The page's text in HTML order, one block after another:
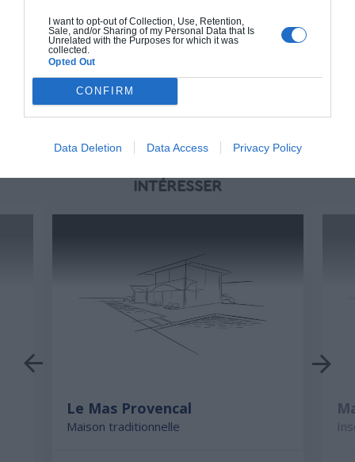
I want to opt-out of Collection, Use, Retention,
Sale, and/or Sharing of my Personal Data that Is
Unrelated with the Purposes for which it was
collected.
Opted Out
CONFIRM
Data Deletion Data Access Privacy Policy
2 000€ TTC
INTÉRESSER
Le Mas Provencal
Maison traditionnelle